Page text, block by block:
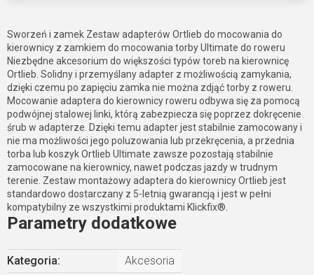
Sworzeń i zamek Zestaw adapterów Ortlieb do mocowania do
kierownicy z zamkiem do mocowania torby Ultimate do roweru
Niezbędne akcesorium do większości typów toreb na kierownicę
Ortlieb. Solidny i przemyślany adapter z możliwością zamykania,
dzięki czemu po zapięciu zamka nie można zdjąć torby z roweru.
Mocowanie adaptera do kierownicy roweru odbywa się za pomocą
podwójnej stalowej linki, którą zabezpiecza się poprzez dokręcenie
śrub w adapterze. Dzięki temu adapter jest stabilnie zamocowany i
nie ma możliwości jego poluzowania lub przekręcenia, a przednia
torba lub koszyk Ortlieb Ultimate zawsze pozostają stabilnie
zamocowane na kierownicy, nawet podczas jazdy w trudnym
terenie. Zestaw montażowy adaptera do kierownicy Ortlieb jest
standardowo dostarczany z 5-letnią gwarancją i jest w pełni
kompatybilny ze wszystkimi produktami Klickfix®.
Parametry dodatkowe
Kategoria:
Akcesoria